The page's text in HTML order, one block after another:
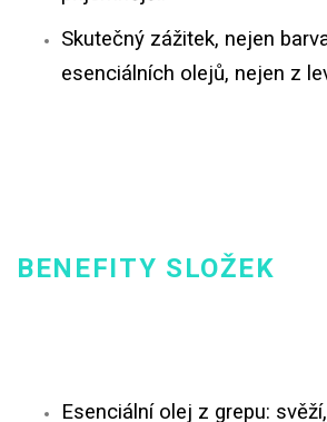
Skutečný zážitek, nejen
esenciálních olejů, nejen z
BENEFITY SLOŽEK
Esenciální olej z grepu: